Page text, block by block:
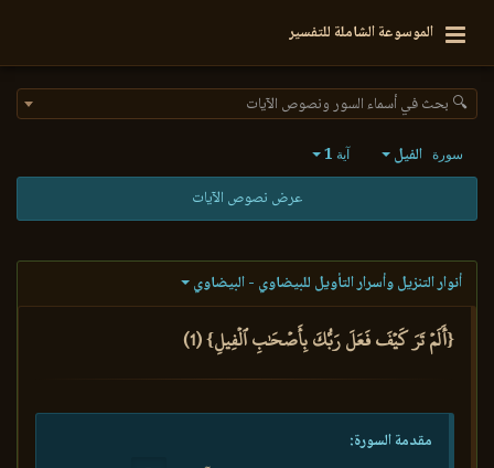
الموسوعة الشاملة للتفسير
🔍 بحث في أسماء السور ونصوص الآيات
سورة الفيل آية 1
عرض نصوص الآيات
أنوار التنزيل وأسرار التأويل للبيضاوي - البيضاوي
{أَلَمۡ تَرَ كَيۡفَ فَعَلَ رَبُّكَ بِأَصۡحَٰبِ ٱلۡفِيلِ} (1)
مقدمة السورة: